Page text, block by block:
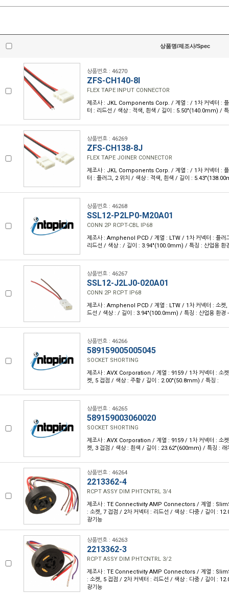
상품명/제조사/Spec
상품번호 : 46270
ZFS-CH140-8I
FLEX TAPE INPUT CONNECTOR
제조사 : JKL Components Corp. / 계열 : / 1차 커넥터 : 플
터 : 리드선 / 색상 : 적색, 흰색 / 길이 : 5.50"(140.0mm) /
상품번호 : 46269
ZFS-CH138-8J
FLEX TAPE JOINER CONNECTOR
제조사 : JKL Components Corp. / 계열 : / 1차 커넥터 : 플
터 : 플러그, 2 위치 / 색상 : 적색, 흰색 / 길이 :
상품번호 : 46268
SSL12-P2LP0-M20A01
CONN 2P RCPT-CBL IP68
제조사 : Amphenol PCD / 계열 : LTW / 1차 커넥터 : 플러
리드선 / 색상 : / 길이 : 3.94"(100.0mm) / 특징 : 산업용 환
상품번호 : 46267
SSL12-J2LJ0-020A01
CONN 2P RCPT IP68
제조사 : Amphenol PCD / 계열 : LTW / 1차 커넥터 : 소켓,
드선 / 색상 : / 길이 : 3.94"(100.0mm) / 특징 : 산업용 환경
상품번호 : 46266
589159005005045
SOCKET SHORTING
제조사 : AVX Corporation / 계열 : 9159 / 1차 커넥터 : 소
켓, 5 접점 / 색상 : 주황 / 길이 : 2.00"(50.8mm) / 특징 :
상품번호 : 46265
589159003060020
SOCKET SHORTING
제조사 : AVX Corporation / 계열 : 9159 / 1차 커넥터 : 소
켓, 3 접점 / 색상 : 흰색 / 길이 : 23.62"(600mm) / 특징 : 래
상품번호 : 46264
2213362-4
RCPT ASSY DIM PHTCNTRL 3/4
제조사 : TE Connectivity AMP Connectors / 계열 :
: 소켓, 7 접점 / 2차 커넥터 : 리드선 / 색상 : 다중 / 길이 :
광기능
상품번호 : 46263
2213362-3
RCPT ASSY DIM PHTCNTRL 3/2
제조사 : TE Connectivity AMP Connectors / 계열 :
: 소켓, 5 접점 / 2차 커넥터 : 리드선 / 색상 : 다중 / 길이 :
광기능